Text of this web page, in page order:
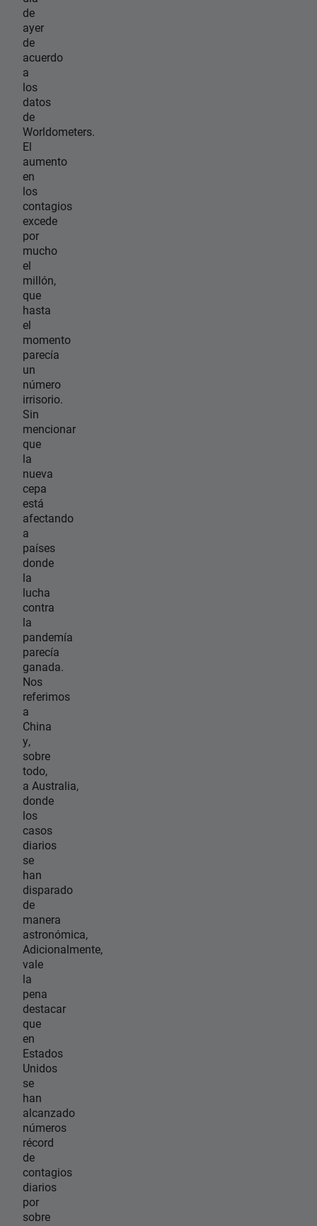
de
ayer
de
acuerdo
a
los
datos
de
Worldometers.
El
aumento
en
los
contagios
excede
por
mucho
el
millón,
que
hasta
el
momento
parecía
un
número
irrisorio.
Sin
mencionar
que
la
nueva
cepa
está
afectando
a
países
donde
la
lucha
contra
la
pandemía
parecía
ganada.
Nos
referimos
a
China
y,
sobre
todo,
a Australia,
donde
los
casos
diarios
se
han
disparado
de
manera
astronómica,
Adicionalmente,
vale
la
pena
destacar
que
en
Estados
Unidos
se
han
alcanzado
números
récord
de
contagios
diarios
por
sobre